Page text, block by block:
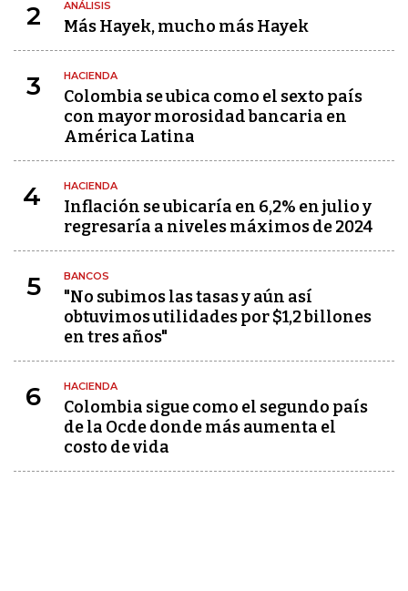
2 ANÁLISIS
Más Hayek, mucho más Hayek
3 HACIENDA
Colombia se ubica como el sexto país
con mayor morosidad bancaria en
América Latina
4 HACIENDA
Inflación se ubicaría en 6,2% en julio y
regresaría a niveles máximos de 2024
5 BANCOS
"No subimos las tasas y aún así
obtuvimos utilidades por $1,2 billones
en tres años"
6 HACIENDA
Colombia sigue como el segundo país
de la Ocde donde más aumenta el
costo de vida